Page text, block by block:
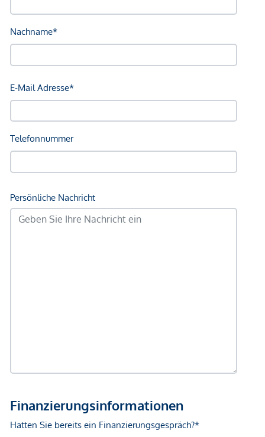
*Der Vertrag kommt nicht mit der INFINA Credit Broker
Immobilienunternehmen angeboten. Allfällige aus dem
Vertragsabschluss resultierende Rechte sind ausschließlich
gegenüber dem anbietenden Immobilienunternehmen
unverbindliche Vorabinformationen sind und daher ohne
Gewähr erfolgen. Der Vermittler ist als Doppelmakler tätig.